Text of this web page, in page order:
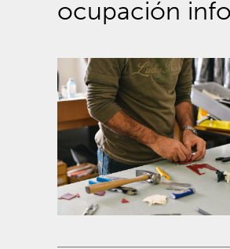
ocupación